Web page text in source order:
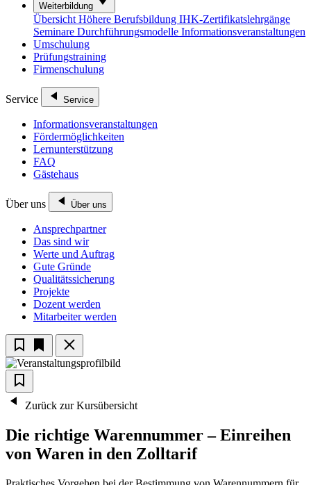
Weiterbildung
Übersicht Höhere Berufsbildung IHK-Zertifikatslehrgänge
Seminare Durchführungsmodelle Informationsveranstaltungen
Umschulung
Prüfungstraining
Firmenschulung
Service Service
Informationsveranstaltungen
Fördermöglichkeiten
Lernunterstützung
FAQ
Gästehaus
Über uns Über uns
Ansprechpartner
Das sind wir
Werte und Auftrag
Gute Gründe
Qualitätssicherung
Projekte
Dozent werden
Mitarbeiter werden
Zurück zur Kursübersicht
Die richtige Warennummer – Einreihen
von Waren in den Zolltarif